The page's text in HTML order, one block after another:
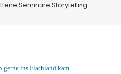
Seminare Storytelling
gerne ins Flachland kam…